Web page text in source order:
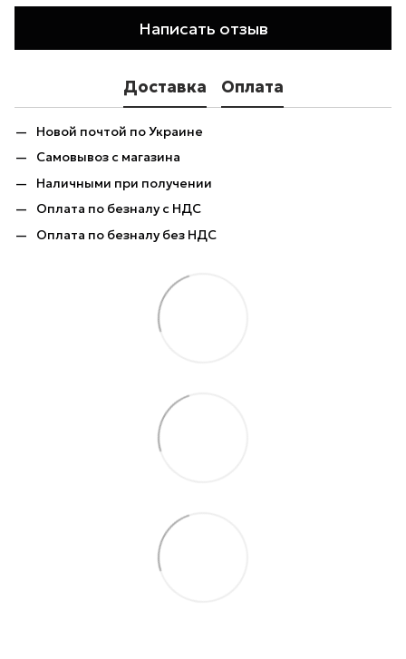
Написать отзыв
Доставка Оплата
Новой почтой по Украине
Самовывоз с магазина
Наличными при получении
Оплата по безналу с НДС
Оплата по безналу без НДС